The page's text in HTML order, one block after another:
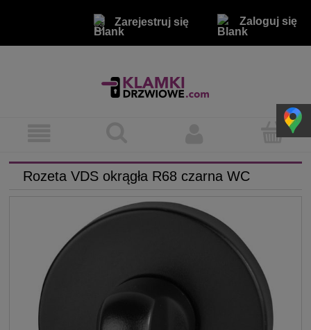
Zarejestruj się Zaloguj się
Rozeta VDS okrągła R68 czarna WC